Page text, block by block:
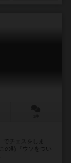
でチェスをしま
の時『ウソをつい